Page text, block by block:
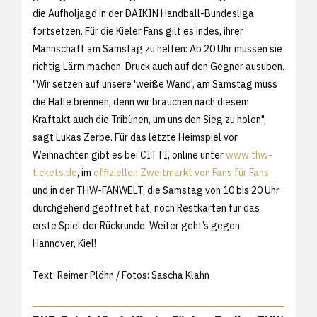
die Aufholjagd in der DAIKIN Handball-Bundesliga
fortsetzen. Für die Kieler Fans gilt es indes, ihrer
Mannschaft am Samstag zu helfen: Ab 20 Uhr müssen sie
richtig Lärm machen, Druck auch auf den Gegner ausüben.
"Wir setzen auf unsere 'weiße Wand', am Samstag muss
die Halle brennen, denn wir brauchen nach diesem
Kraftakt auch die Tribünen, um uns den Sieg zu holen",
sagt Lukas Zerbe. Für das letzte Heimspiel vor
Weihnachten gibt es bei CITTI, online unterwww.thw-
tickets.de, im offiziellen Zweitmarkt von Fans für Fans
und in der THW-FANWELT, die Samstag von 10 bis 20 Uhr
durchgehend geöffnet hat, noch Restkarten für das
erste Spiel der Rückrunde. Weiter geht’s gegen
Hannover, Kiel!
Text: Reimer Plöhn / Fotos: Sascha Klahn